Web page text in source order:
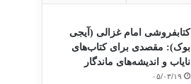
کتابفروشی امام غزالی (آیجی
بوک): مقصدی برای کتاب‌های
نایاب و اندیشه‌های ماندگار
۰۵/۰۳/۱۹